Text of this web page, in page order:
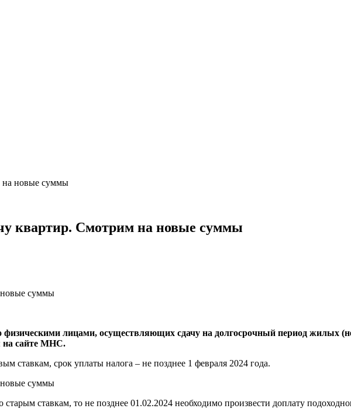
на новые суммы
квартир. Смотрим на новые суммы
физическими лицами, осуществляющих сдачу на долгосрочный период
на сайте МНС.
ставкам, срок уплаты налога – не позднее 1 февраля 2024 года.
ставкам, то не позднее 01.02.2024 необходимо произвести доплату